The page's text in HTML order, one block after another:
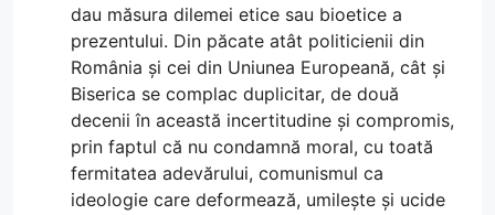
dau măsura dilemei etice sau bioetice a
prezentului. Din păcate atât politicienii din
România și cei din Uniunea Europeană, cât și
Biserica se complac duplicitar, de două
decenii în această incertitudine și compromis,
prin faptul că nu condamnă moral, cu toată
fermitatea adevărului, comunismul ca
ideologie care deformează, umilește și ucide